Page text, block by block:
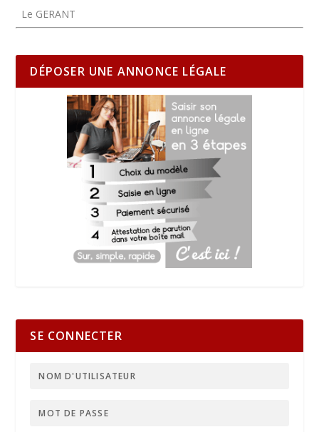
Le GERANT
DÉPOSER UNE ANNONCE LÉGALE
SE CONNECTER